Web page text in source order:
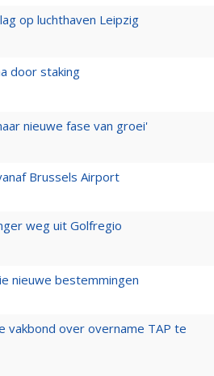
op luchthaven Leipzig
door staking
nieuwe fase van groei'
Brussels Airport
weg uit Golfregio
nieuwe bestemmingen
over overname TAP te